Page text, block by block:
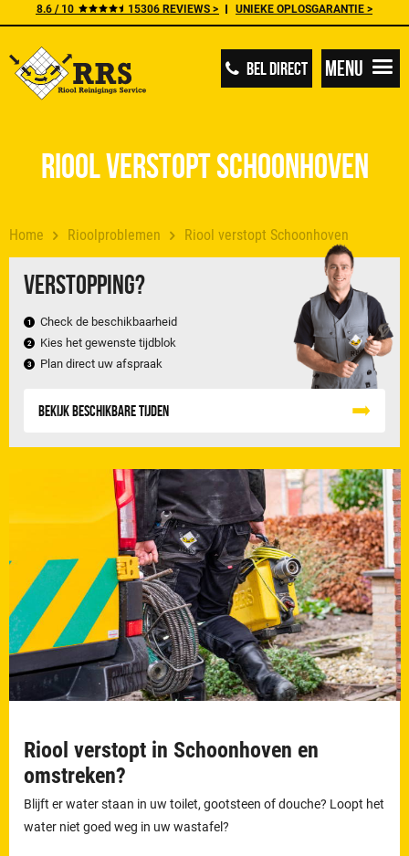
8.6 / 10 15306 REVIEWS > UNIEKE OPLOSGARANTIE >
BEL DIRECT Menu
Home Rioolproblemen Riool verstopt Schoonhoven
Verstopping?
Check de beschikbaarheid
Kies het gewenste tijdblok
Plan direct uw afspraak
Bekijk beschikbare tijden
Riool verstopt Schoonhoven
Riool verstopt in Schoonhoven en
omstreken?
Blijft er water staan in uw toilet, gootsteen of douche? Loopt het
water niet goed weg in uw wastafel?